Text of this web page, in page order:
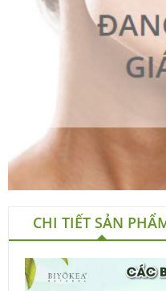
CHI TIẾT SẢN